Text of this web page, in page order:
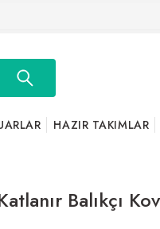
HAZIR TAKIMLAR
Balıkçı